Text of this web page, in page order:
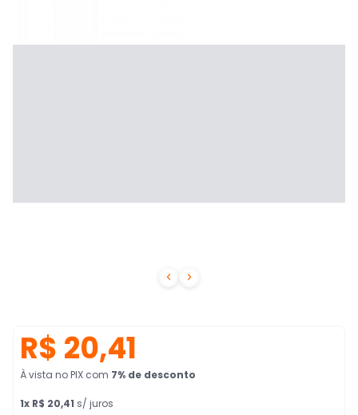
 
R$ 20,41
À vista no PIX com 7% de desconto
1x R$ 20,41 s/ juros